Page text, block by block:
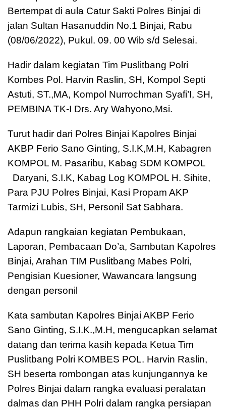
Bertempat di aula Catur Sakti Polres Binjai di
jalan Sultan Hasanuddin No.1 Binjai, Rabu
(08/06/2022), Pukul. 09. 00 Wib s/d Selesai.
Hadir dalam kegiatan Tim Puslitbang Polri
Kombes Pol. Harvin Raslin, SH, Kompol Septi
Astuti, ST.,MA, Kompol Nurrochman Syafi’I, SH,
PEMBINA TK-I Drs. Ary Wahyono,Msi.
Turut hadir dari Polres Binjai Kapolres Binjai
AKBP Ferio Sano Ginting, S.I.K,M.H, Kabagren
KOMPOL M. Pasaribu, Kabag SDM KOMPOL
Daryani, S.I.K, Kabag Log KOMPOL H. Sihite,
Para PJU Polres Binjai, Kasi Propam AKP
Tarmizi Lubis, SH, Personil Sat Sabhara.
Adapun rangkaian kegiatan Pembukaan,
Laporan, Pembacaan Do’a, Sambutan Kapolres
Binjai, Arahan TIM Puslitbang Mabes Polri,
Pengisian Kuesioner, Wawancara langsung
dengan personil
Kata sambutan Kapolres Binjai AKBP Ferio
Sano Ginting, S.I.K.,M.H, mengucapkan selamat
datang dan terima kasih kepada Ketua Tim
Puslitbang Polri KOMBES POL. Harvin Raslin,
SH beserta rombongan atas kunjungannya ke
Polres Binjai dalam rangka evaluasi peralatan
dalmas dan PHH Polri dalam rangka persiapan